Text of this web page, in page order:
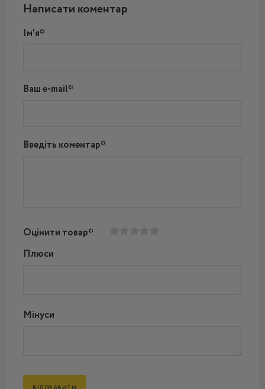
Написати коментар
Ім'я*
Ваш e-mail*
Введіть коментар*
Оцінити товар*
Плюси
Мінуси